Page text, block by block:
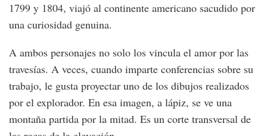
1799 y 1804, viajó al continente americano sacudido por
una curiosidad genuina.
A ambos personajes no solo los vincula el amor por las
travesías. A veces, cuando imparte conferencias sobre su
trabajo, le gusta proyectar uno de los dibujos realizados
por el explorador. En esa imagen, a lápiz, se ve una
montaña partida por la mitad. Es un corte transversal de